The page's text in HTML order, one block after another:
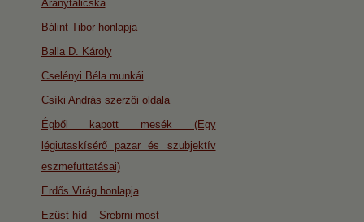
Aranytalicska
Bálint Tibor honlapja
Balla D. Károly
Cselényi Béla munkái
Csíki András szerzői oldala
Égből kapott mesék (Egy
légiutaskísérő pazar és szubjektív
eszmefuttatásai)
Erdős Virág honlapja
Ezüst híd – Srebrni most